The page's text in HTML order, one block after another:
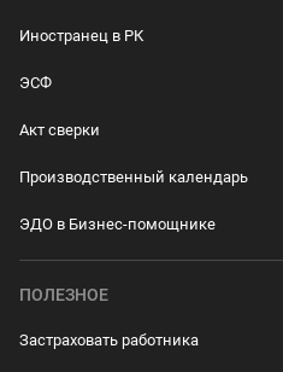
Иностранец в РК
ЭСФ
Акт сверки
Производственный календарь
ЭДО в Бизнес-помощнике
ПОЛЕЗНОЕ
Застраховать работника